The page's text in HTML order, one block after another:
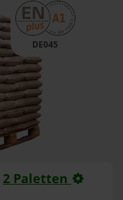
DE045
2 Paletten